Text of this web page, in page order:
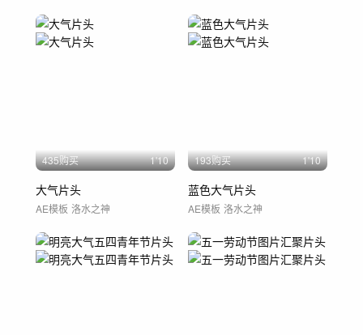
435购买 1'10
大气片头
AE模板 洛水之神
193购买 1'10
蓝色大气片头
AE模板 洛水之神